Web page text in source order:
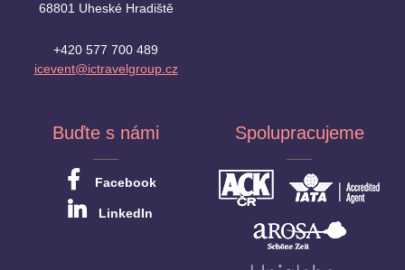
68801 Uheské Hradiště
+420 577 700 489
icevent@ictravelgroup.cz
Buďte s námi
Facebook
LinkedIn
Spolupracujeme